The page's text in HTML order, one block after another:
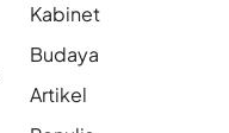
Kabinet
Budaya
Artikel